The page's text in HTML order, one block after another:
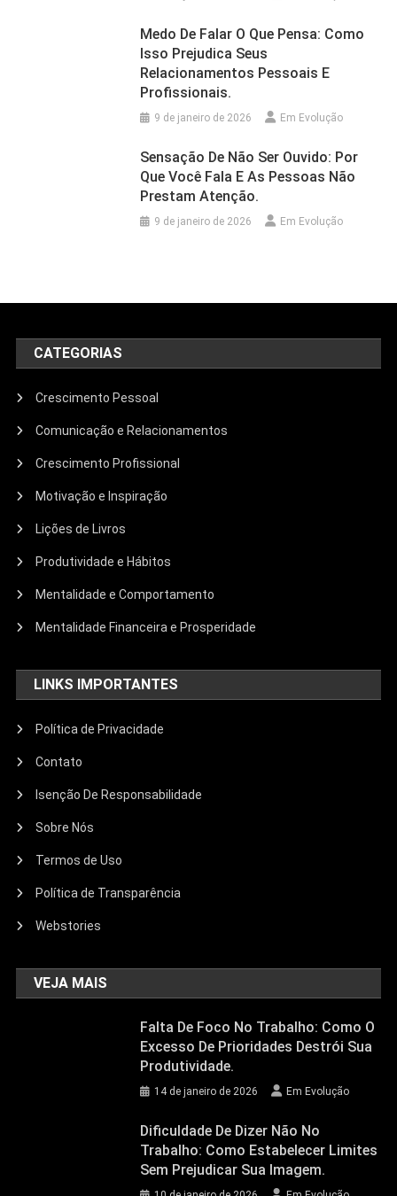
Medo De Falar O Que Pensa: Como
Isso Prejudica Seus
Relacionamentos Pessoais E
Profissionais.
9 de janeiro de 2026 Em Evolução
Sensação De Não Ser Ouvido: Por
Que Você Fala E As Pessoas Não
Prestam Atenção.
9 de janeiro de 2026 Em Evolução
CATEGORIAS
Crescimento Pessoal
Comunicação e Relacionamentos
Crescimento Profissional
Motivação e Inspiração
Lições de Livros
Produtividade e Hábitos
Mentalidade e Comportamento
Mentalidade Financeira e Prosperidade
LINKS IMPORTANTES
Política de Privacidade
Contato
Isenção De Responsabilidade
Sobre Nós
Termos de Uso
Política de Transparência
Webstories
VEJA MAIS
Falta De Foco No Trabalho: Como O
Excesso De Prioridades Destrói Sua
Produtividade.
14 de janeiro de 2026 Em Evolução
Dificuldade De Dizer Não No
Trabalho: Como Estabelecer Limites
Sem Prejudicar Sua Imagem.